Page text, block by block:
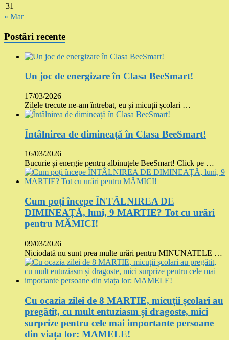
31
« Mar
Postări recente
Un joc de energizare în Clasa BeeSmart!
17/03/2026
Zilele trecute ne-am întrebat, eu și micuții școlari …
Întâlnirea de dimineață în Clasa BeeSmart!
16/03/2026
Bucurie și energie pentru albinuțele BeeSmart! Click pe …
Cum poți începe ÎNTÂLNIREA DE
DIMINEAȚĂ, luni, 9 MARTIE? Tot cu urări
pentru MĂMICI!
09/03/2026
Niciodată nu sunt prea multe urări pentru MINUNATELE …
Cu ocazia zilei de 8 MARTIE, micuții școlari au
pregătit, cu mult entuziasm și dragoste, mici
surprize pentru cele mai importante persoane
din viața lor: MAMELE!